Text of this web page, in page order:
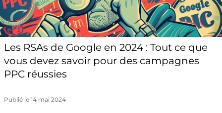
Les RSAs de Google en 2024 : Tout ce que
vous devez savoir pour des campagnes
PPC réussies
Publié le 14 mai 2024